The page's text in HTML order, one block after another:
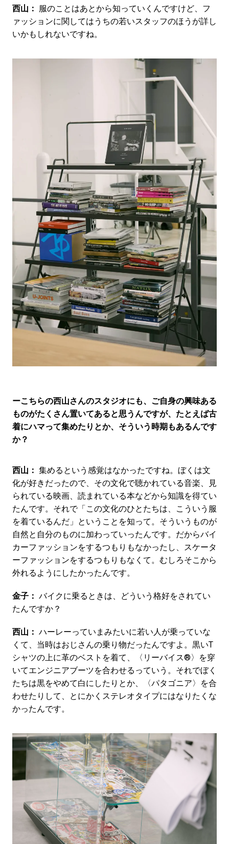
西山： 服のことはあとから知っていくんですけど、フ
ァッションに関してはうちの若いスタッフのほうが詳し
いかもしれないですね。
ーこちらの西山さんのスタジオにも、ご自身の興味ある
ものがたくさん置いてあると思うんですが、たとえば古
着にハマって集めたりとか、そういう時期もあるんです
か？
西山： 集めるという感覚はなかったですね。ぼくは文
化が好きだったので、その文化で聴かれている音楽、見
られている映画、読まれている本などから知識を得てい
たんです。それで「この文化のひとたちは、こういう服
を着ているんだ」ということを知って。そういうものが
自然と自分のものに加わっていったんです。だからバイ
カーファッションをするつもりもなかったし、スケータ
ーファッションをするつもりもなくて。むしろそこから
外れるようにしたかったんです。
金子： バイクに乗るときは、どういう格好をされてい
たんですか？
西山： ハーレーっていまみたいに若い人が乗っていな
くて、当時はおじさんの乗り物だったんですよ。黒いT
シャツの上に革のベストを着て、〈リーバイス®〉を穿
いてエンジニアブーツを合わせるっていう。それでぼく
たちは黒をやめて白にしたりとか、〈パタゴニア〉を合
わせたりして、とにかくステレオタイプにはなりたくな
かったんです。